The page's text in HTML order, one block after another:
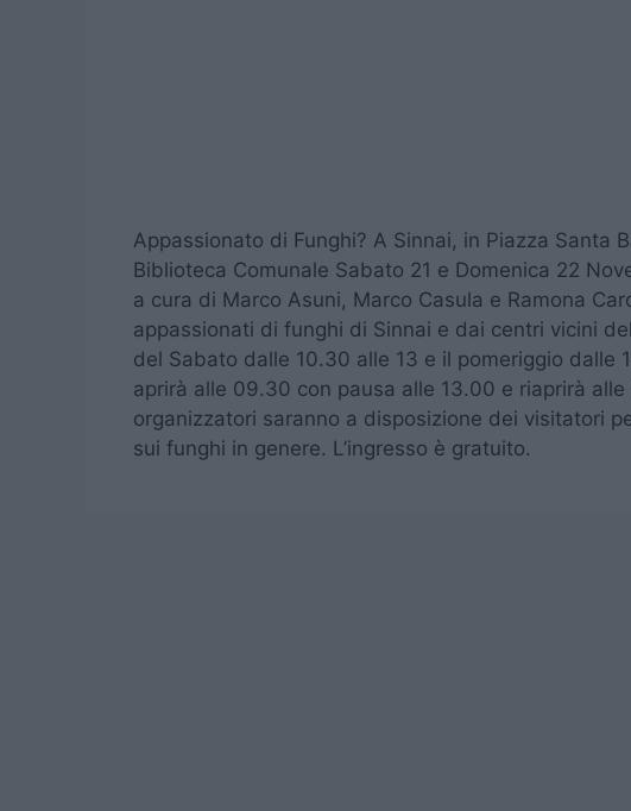
Appassionato di Funghi? A Sinnai, in Piazza Santa
Biblioteca Comunale Sabato 21 e Domenica 22
a cura di Marco Asuni, Marco Casula e Ramona
appassionati di funghi di Sinnai e dai centri vicini
del Sabato dalle 10.30 alle 13 e il pomeriggio dalle
aprirà alle 09.30 con pausa alle 13.00 e riaprirà
organizzatori saranno a disposizione dei visitatori
sui funghi in genere. L’ingresso è gratuito.